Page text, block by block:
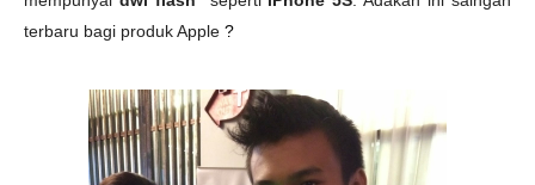
terbaru bagi produk Apple ?